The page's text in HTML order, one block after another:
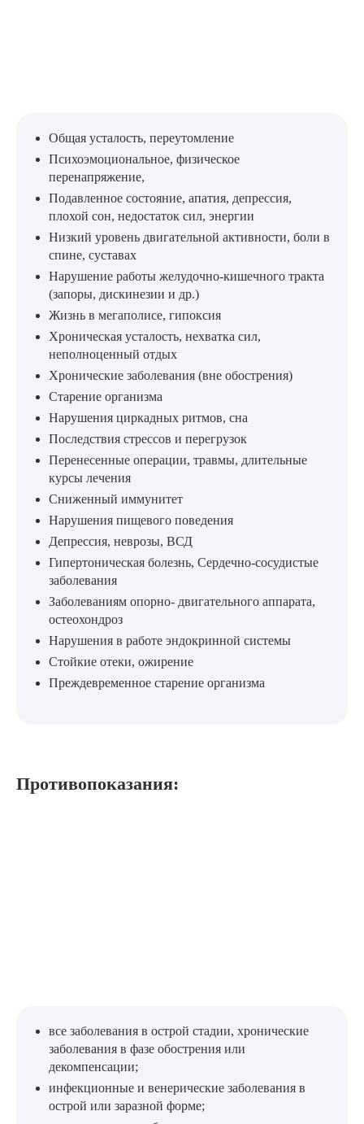
Общая усталость, переутомление
Психоэмоциональное, физическое
перенапряжение,
Подавленное состояние, апатия, депрессия,
плохой сон, недостаток сил, энергии
Низкий уровень двигательной активности, боли в
спине, суставах
Нарушение работы желудочно-кишечного тракта
(запоры, дискинезии и др.)
Жизнь в мегаполисе, гипоксия
Хроническая усталость, нехватка сил,
неполноценный отдых
Хронические заболевания (вне обострения)
Старение организма
Нарушения циркадных ритмов, сна
Последствия стрессов и перегрузок
Перенесенные операции, травмы, длительные
курсы лечения
Сниженный иммунитет
Нарушения пищевого поведения
Депрессия, неврозы, ВСД
Гипертоническая болезнь, Сердечно-сосудистые
заболевания
Заболеваниям опорно- двигательного аппарата,
остеохондроз
Нарушения в работе эндокринной системы
Стойкие отеки, ожирение
Преждевременное старение организма
Противопоказания:
все заболевания в острой стадии, хронические
заболевания в фазе обострения или
декомпенсации;
инфекционные и венерические заболевания в
острой или заразной форме;